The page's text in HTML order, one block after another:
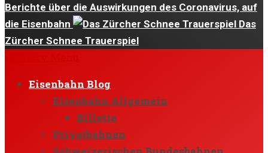
Berichte über die Auswirkungen des Coronavirus, auf
die Eisenbahn
Das
Zürcher Schnee Trauerspiel
Eisenbahn Blog
Eisenbahn Allgemein
Billette
Privatbahnen